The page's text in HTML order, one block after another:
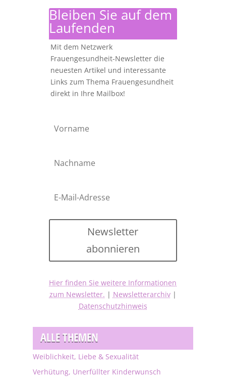
Bleiben Sie auf dem
Laufenden
Mit dem Netzwerk
Frauengesundheit-Newsletter die
neuesten Artikel und interessante
Links zum Thema Frauengesundheit
direkt in Ihre Mailbox!
Newsletter
abonnieren
Hier finden Sie weitere Informationen
zum Newsletter. | Newsletterarchiv|
Datenschutzhinweis
ALLE THEMEN
Weiblichkeit, Liebe & Sexualität
Verhütung, Unerfüllter Kinderwunsch